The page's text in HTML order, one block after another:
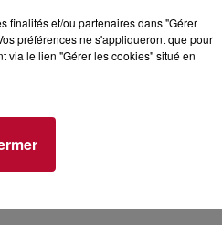
finalités et/ou partenaires dans "Gérer
préférences ne s'appliqueront que pour
via le lien "Gérer les cookies" situé en